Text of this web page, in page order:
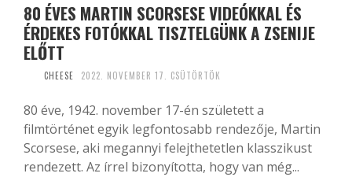
80 ÉVES MARTIN SCORSESE VIDEÓKKAL ÉS
ÉRDEKES FOTÓKKAL TISZTELGÜNK A ZSENIJE
ELŐTT
CHEESE 2022. NOVEMBER 17. CSÜTÖRTÖK
80 éve, 1942. november 17-én született a
filmtörténet egyik legfontosabb rendezője, Martin
Scorsese, aki megannyi felejthetetlen klasszikust
rendezett. Az írrel bizonyította, hogy van még...